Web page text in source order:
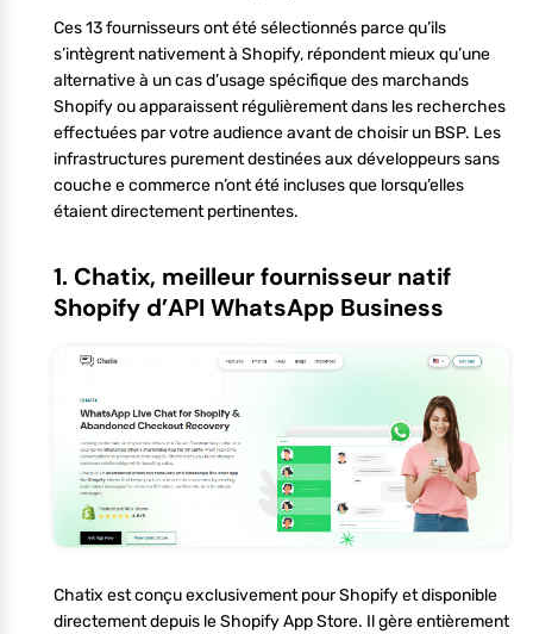
Ces 13 fournisseurs ont été sélectionnés parce qu’ils
s’intègrent nativement à Shopify, répondent mieux qu’une
alternative à un cas d’usage spécifique des marchands
Shopify ou apparaissent régulièrement dans les recherches
effectuées par votre audience avant de choisir un BSP. Les
infrastructures purement destinées aux développeurs sans
couche e commerce n’ont été incluses que lorsqu’elles
étaient directement pertinentes.
1. Chatix, meilleur fournisseur natif
Shopify d’API WhatsApp Business
Chatix est conçu exclusivement pour Shopify et disponible
directement depuis le Shopify App Store. Il gère entièrement